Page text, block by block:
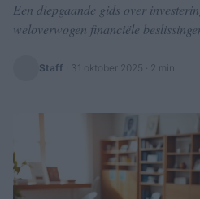
Een diepgaande gids over
weloverwogen financiële
Staff 31 oktober 2025 · 2 min